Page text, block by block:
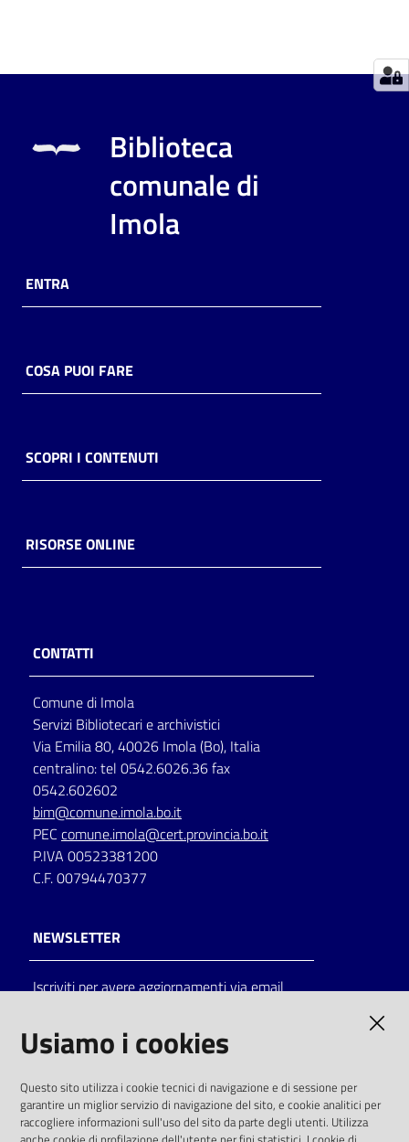
bibliotecario
Biblioteca
comunale di
Imola
ENTRA
COSA PUOI FARE
SCOPRI I CONTENUTI
RISORSE ONLINE
CONTATTI
Comune di Imola
Servizi Bibliotecari e archivistici
Via Emilia 80, 40026 Imola (Bo), Italia
centralino: tel 0542.6026.36 fax
0542.602602
bim@comune.imola.bo.it
PEC comune.imola@cert.provincia.bo.it
P.IVA 00523381200
C.F. 00794470377
NEWSLETTER
Iscriviti per avere aggiornamenti via email
solo alle condizioni previste dalla direttiva
comunitaria 2003/98/CE e dal d.lgs. 36/2006
Usiamo i cookies
Questo sito utilizza i cookie tecnici di navigazione e di sessione per
garantire un miglior servizio di navigazione del sito, e cookie analitici per
raccogliere informazioni sull'uso del sito da parte degli utenti. Utilizza